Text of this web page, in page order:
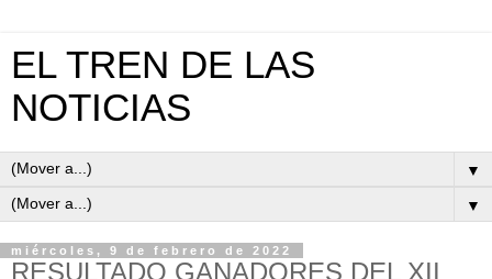
EL TREN DE LAS
NOTICIAS
▼
▼
miércoles, 9 de febrero de 2022
RESULTADO GANADORES DEL XII